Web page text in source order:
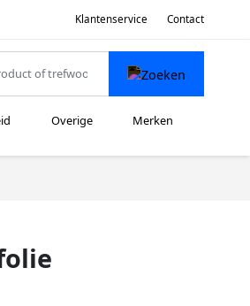
Klantenservice Contact
Overige Merken